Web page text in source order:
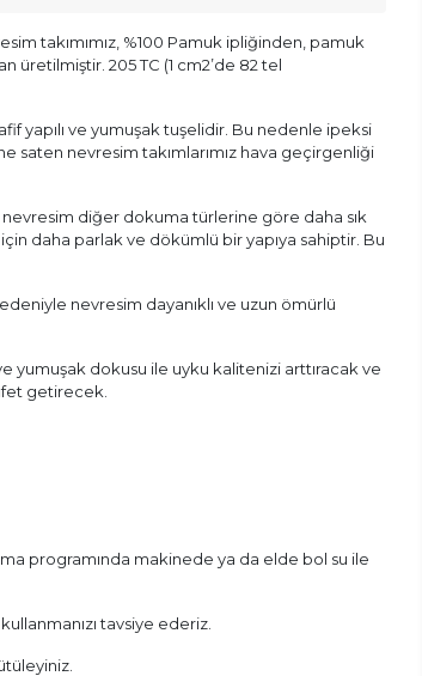
takımımız, %100 Pamuk ipliğinden, pamuk
üretilmiştir. 205 TC (1 cm2’de 82 tel
yapılı ve yumuşak tuşelidir. Bu nedenle ipeksi
saten nevresim takımlarımız hava geçirgenliği
diğer dokuma türlerine göre daha sık
daha parlak ve dökümlü bir yapıya sahiptir. Bu
nevresim dayanıklı ve uzun ömürlü
yumuşak dokusu ile uyku kalitenizi arttıracak ve
getirecek.
programında makinede ya da elde bol su ile
tavsiye ederiz.